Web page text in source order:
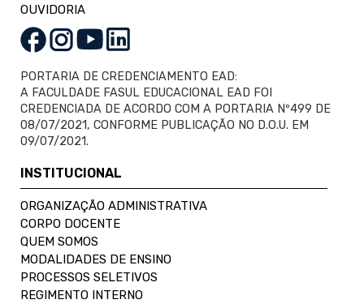
OUVIDORIA
PORTARIA DE CREDENCIAMENTO EAD:
A FACULDADE FASUL EDUCACIONAL EAD FOI
CREDENCIADA DE ACORDO COM A PORTARIA Nº499 DE
08/07/2021, CONFORME PUBLICAÇÃO NO D.O.U. EM
09/07/2021.
INSTITUCIONAL
ORGANIZAÇÃO ADMINISTRATIVA
CORPO DOCENTE
QUEM SOMOS
MODALIDADES DE ENSINO
PROCESSOS SELETIVOS
REGIMENTO INTERNO